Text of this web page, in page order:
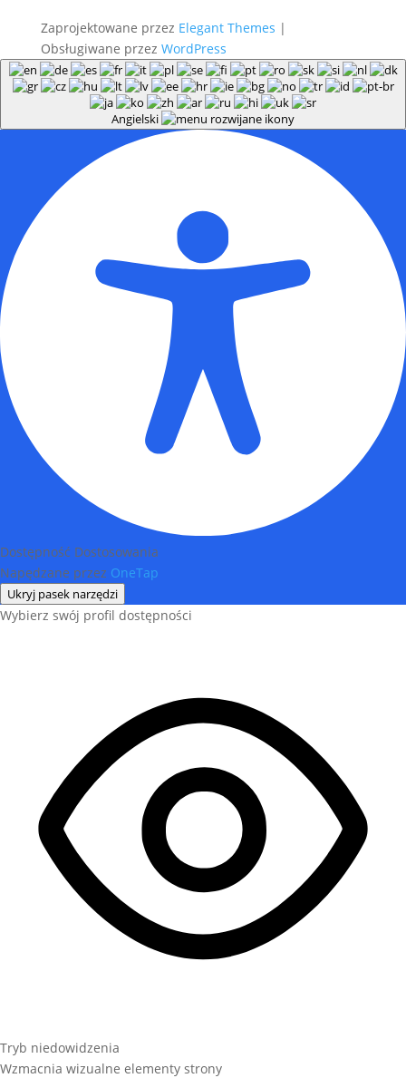
Zaprojektowane przez Elegant Themes |
Obsługiwane przez WordPress
Angielski
Dostępność Dostosowania
Napędzane przez OneTap
Ukryj pasek narzędzi
Wybierz swój profil dostępności
Tryb niedowidzenia
Wzmacnia wizualne elementy strony